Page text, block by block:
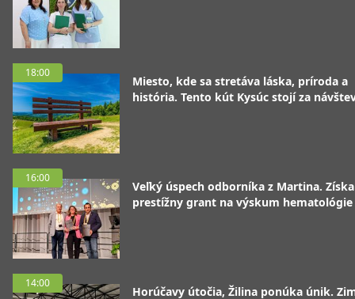
18:00
Miesto, kde sa stretáva láska, príroda a
história. Tento kút Kysúc stojí za
16:00
Veľký úspech odborníka z Martina.
prestížny grant na výskum hematológie
14:00
Horúčavy útočia, Žilina ponúka únik.